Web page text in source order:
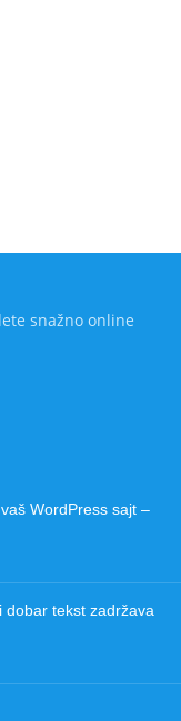
snažno online
WordPress sajt –
dobar tekst zadržava